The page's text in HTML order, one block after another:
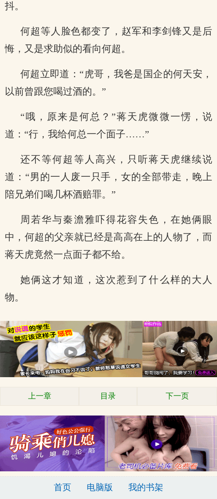
抖。
何超等人脸色都变了，赵军和李剑锋又是后
悔，又是求助似的看向何超。
何超立即道：“虎哥，我爸是国企的何天安，
以前曾跟您喝过酒的。”
“哦，原来是何总？”蒋天虎微微一愣，说
道：“行，我给何总一个面子……”
还不等何超等人高兴，只听蒋天虎继续说
道：“男的一人废一只手，女的全部带走，晚上
陪兄弟们喝几杯酒赔罪。”
周若华与秦澹雅吓得花容失色，在她俩眼
中，何超的父亲就已经是高高在上的人物了，而
蒋天虎竟然一点面子都不给。
她俩这才知道，这次惹到了什么样的大人
物。
上一章 目录 下一页
首页 电脑版 我的书架